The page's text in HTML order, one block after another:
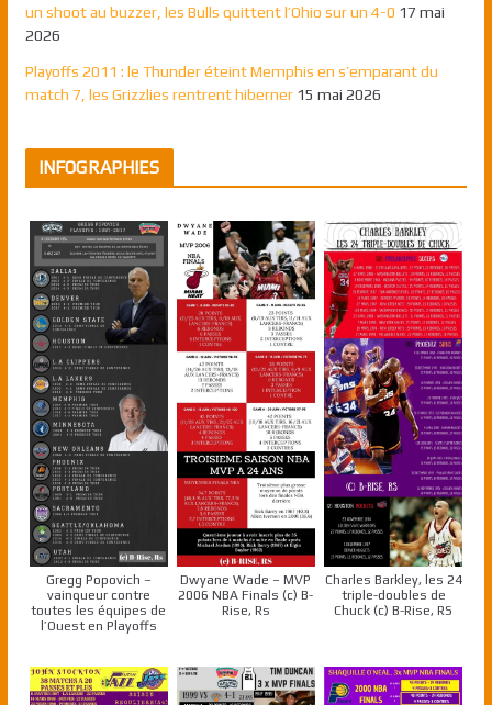
un shoot au buzzer, les Bulls quittent l’Ohio sur un 4-0 17 mai
2026
Playoffs 2011 : le Thunder éteint Memphis en s’emparant du
match 7, les Grizzlies rentrent hiberner 15 mai 2026
INFOGRAPHIES
Gregg Popovich –
vainqueur contre
toutes les équipes de
l’Ouest en Playoffs
Dwyane Wade – MVP
2006 NBA Finals (c) B-
Rise, Rs
Charles Barkley, les 24
triple-doubles de
Chuck (c) B-Rise, RS